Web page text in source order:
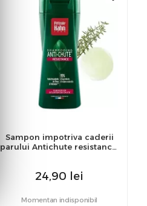
Sampon impotriva caderii
parului Antichute resistance,
24,90 lei
Momentan indisponibil